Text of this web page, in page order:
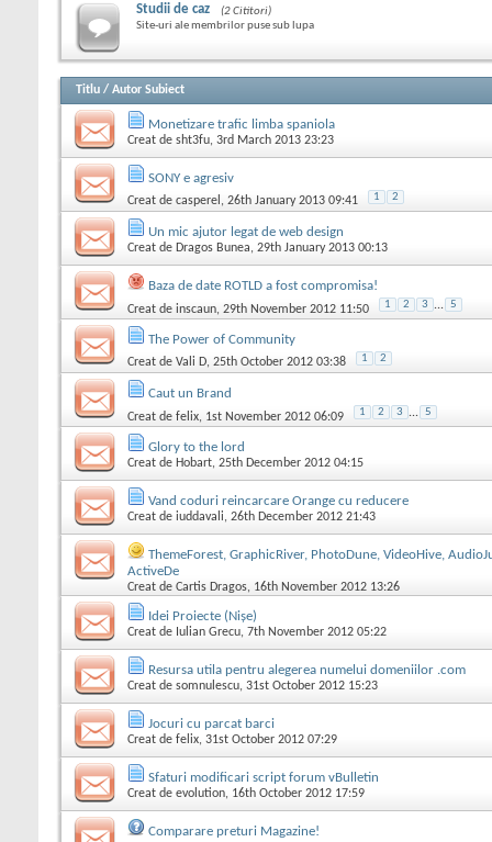
Studii de caz
(2 Cititori)
Site-uri ale membrilor puse sub lupa
Titlu / Autor Subiect
Monetizare trafic limba spaniola
Creat de sht3fu, 3rd March 2013 23:23
SONY e agresiv
Creat de casperel , 26th January 2013 09:41 1 2
Un mic ajutor legat de web design
Creat de Dragos Bunea, 29th January 2013 00:13
Baza de date ROTLD a fost compromisa!
Creat de inscaun, 29th November 2012 11:50 1 2 3 ... 5
The Power of Community
Creat de Vali D, 25th October 2012 03:38 1 2
Caut un Brand
Creat de felix, 1st November 2012 06:09 1 2 3 ... 5
Glory to the lord
Creat de Hobart, 25th December 2012 04:15
Vand coduri reincarcare Orange cu reducere
Creat de iuddavali, 26th December 2012 21:43
ThemeForest, GraphicRiver, PhotoDune, VideoHive,
ActiveDe
Creat de Cartis Dragos, 16th November 2012 13:26
Idei Proiecte (Nișe)
Creat de Iulian Grecu, 7th November 2012 05:22
Resursa utila pentru alegerea numelui domeniilor .com
Creat de somnulescu, 31st October 2012 15:23
Jocuri cu parcat barci
Creat de felix, 31st October 2012 07:29
Sfaturi modificari script forum vBulletin
Creat de evolution, 16th October 2012 17:59
Comparare preturi Magazine!